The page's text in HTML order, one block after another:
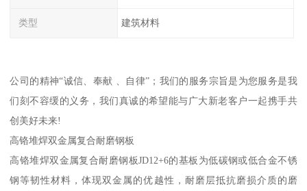
类型 建筑材料
公司的精神“诚信、奉献 、自律”；我们的服务宗旨是为您服务是我
们刻不容缓的义务，我们真诚的希望能与广大新老客户一起携手共
创美好未来!
高铬堆焊双金属复合耐磨钢板
高铬堆焊双金属复合耐磨钢板JD12+6的基板为低碳钢或低合金不锈
钢等韧性材料，体现双金属的优越性，耐磨层抵抗磨损介质的磨